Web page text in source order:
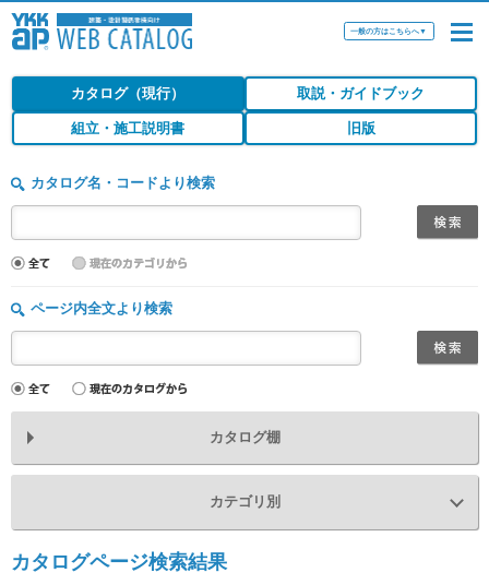
一般の方はこちらへ▼
カタログ（現行） 取説・ガイドブック
組立・施工説明書 旧版
カタログ名・コードより検索
ページ内全文より検索
カタログ棚
カテゴリ別
カタログページ検索結果